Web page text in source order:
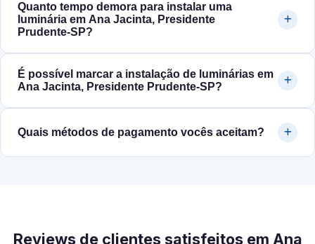
Quanto tempo demora para instalar uma
luminária em Ana Jacinta, Presidente
Prudente‑SP?
É possível marcar a instalação de luminárias em
Ana Jacinta, Presidente Prudente‑SP?
Quais métodos de pagamento vocês aceitam?
Reviews de clientes satisfeitos em Ana